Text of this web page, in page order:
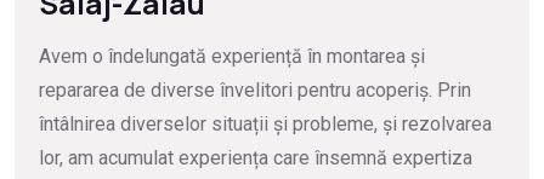
Avem o îndelungată experiență în montarea și
repararea de diverse învelitori pentru acoperiș. Prin
întâlnirea diverselor situații și probleme, și rezolvarea
lor, am acumulat experiența care însemnă expertiza